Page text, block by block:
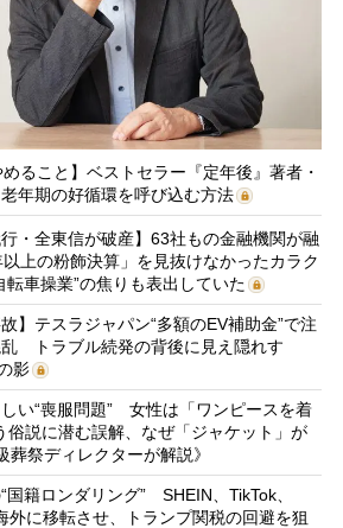
めること】ベストセラー『定年後』著者・
年期の好循環を呼び込む方法
行・全東信が破産】63社もの金融機関が融
上の粉飾決算」を見抜けなかったカラク
車操業”の焦りも表出していた
】テスラジャパン“多額のEV補助金”で注
トラブル続発の背後に見え隠れす
影
い“喪服問題” 女性は「ワンピースを着
俗説に潜む誤解、なぜ「ジャケット」が
葬祭ディレクターが解説》
国籍ロンダリング” SHEIN、TikTok、
に移転させ、トランプ関税の回避を狙